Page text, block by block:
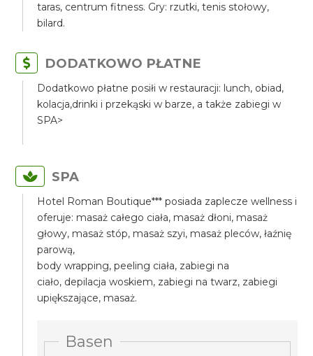
taras, centrum fitness. Gry: rzutki, tenis stołowy,
bilard.
DODATKOWO PŁATNE
Dodatkowo płatne posiłi w restauracji: lunch, obiad,
kolacja,drinki i przekąski w barze, a także zabiegi w
SPA>
SPA
Hotel Roman Boutique*** posiada zaplecze wellness i
oferuje: masaż całego ciała, masaż dłoni, masaż
głowy, masaż stóp, masaż szyi, masaż pleców, łaźnię
parową,
body wrapping, peeling ciała, zabiegi na
ciało, depilacja woskiem, zabiegi na twarz, zabiegi
upiększające, masaż.
Basen